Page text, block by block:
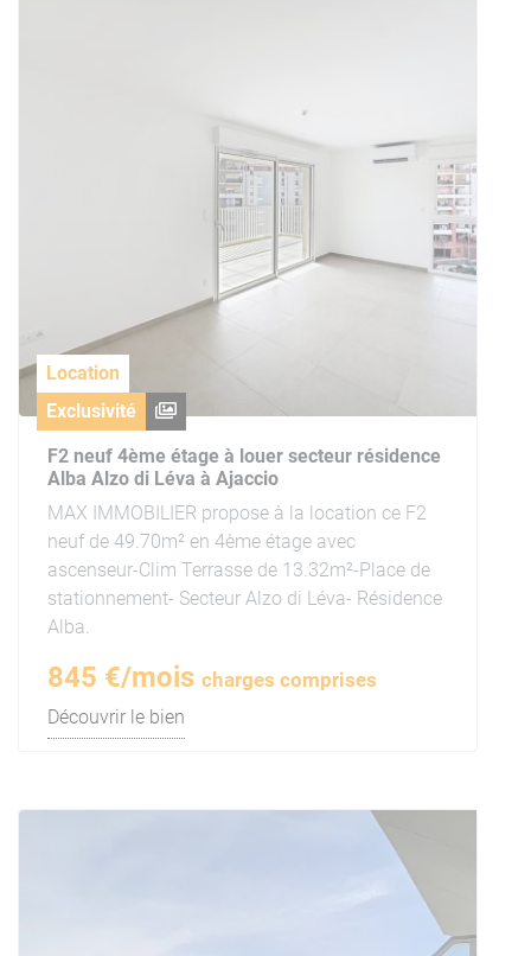
Location
Exclusivité
F2 neuf 4ème étage à louer secteur résidence
Alba Alzo di Léva à Ajaccio
MAX IMMOBILIER propose à la location ce F2
neuf de 49.70m² en 4ème étage avec
ascenseur-Clim Terrasse de 13.32m²-Place de
stationnement- Secteur Alzo di Léva- Résidence
Alba.
845 €/mois charges comprises
Découvrir le bien